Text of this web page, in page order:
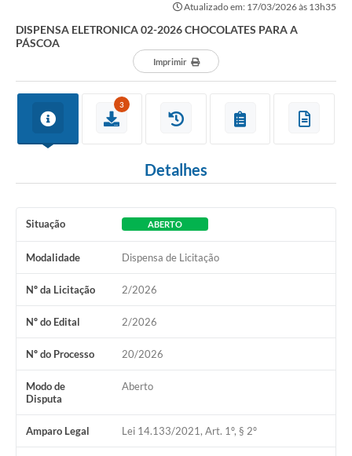
Atualizado em: 17/03/2026 às 13h35
DISPENSA ELETRONICA 02-2026 CHOCOLATES PARA A
PÁSCOA
Imprimir
3
Detalhes
Situação ABERTO
Modalidade Dispensa de Licitação
Nº da Licitação 2/2026
Nº do Edital 2/2026
Nº do Processo 20/2026
Modo de
Disputa
Aberto
Amparo Legal Lei 14.133/2021, Art. 1º, § 2º